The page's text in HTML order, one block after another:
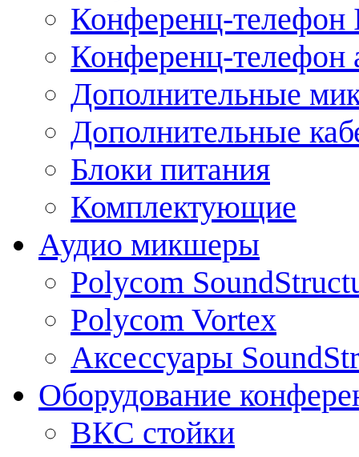
Конференц-телефон
Конференц-телефон
Дополнительные
Дополнительные
Блоки питания
Комплектующие
Аудио микшеры
Polycom
Polycom Vortex
Аксессуары
Оборудование
ВКС стойки